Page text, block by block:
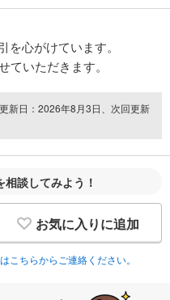
を心がけています。
ていただきます。
新日：2026年8月3日、次回更新
談してみよう！
お気に入りに追加
こちらからご連絡ください。